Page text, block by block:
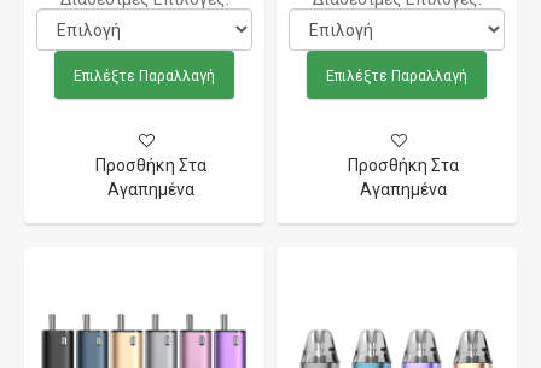
Επιλέξτε Παραλλαγή
Προσθήκη Στα
Αγαπημένα
Επιλέξτε Παραλλαγή
Προσθήκη Στα
Αγαπημένα